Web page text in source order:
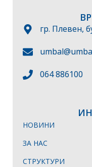
НОВИНИ
ЗА НАС
СТРУКТУРИ
гр. Плевен,
064 886100